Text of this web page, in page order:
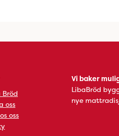
Bröd
oss
oss
Vi baker
LibaBröd
nye